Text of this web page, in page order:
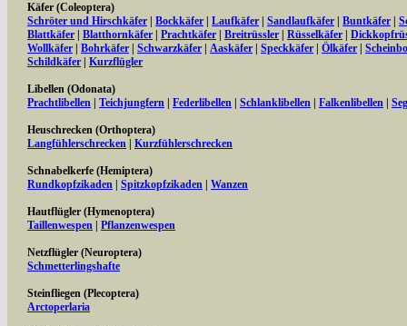
Käfer (Coleoptera)
Schröter und Hirschkäfer
Bockkäfer Laufkäfer Sandlaufkäfer Buntkäfer
Blattkäfer
Blatthornkäfer Prachtkäfer Breitrüssler Rüsselkäfer
Wollkäfer
Bohrkäfer Schwarzkäfer Aaskäfer Speckkäfer Ölkäfer
Schildkäfer
Kurzflügler
Libellen (Odonata)
Prachtlibellen
Teichjungfern Federlibellen Schlanklibellen Falkenlibellen
Heuschrecken (Orthoptera)
Langfühlerschrecken
Kurzfühlerschrecken
Schnabelkerfe (Hemiptera)
Rundkopfzikaden
Spitzkopfzikaden Wanzen
Hautflügler (Hymenoptera)
Taillenwespen
Pflanzenwespen
Netzflügler (Neuroptera)
Schmetterlingshafte
Steinfliegen (Plecoptera)
Arctoperlaria